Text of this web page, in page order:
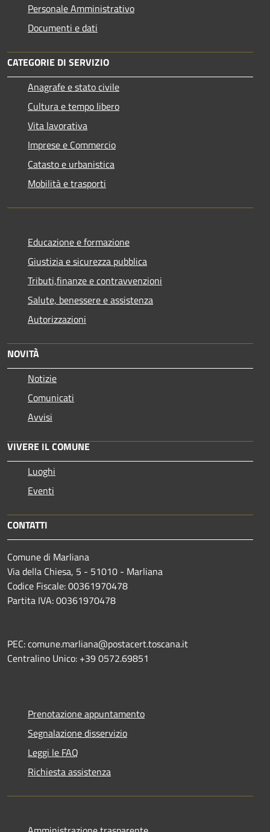
Personale Amministrativo
Documenti e dati
CATEGORIE DI SERVIZIO
Anagrafe e stato civile
Cultura e tempo libero
Vita lavorativa
Imprese e Commercio
Catasto e urbanistica
Mobilità e trasporti
Educazione e formazione
Giustizia e sicurezza pubblica
Tributi,finanze e contravvenzioni
Salute, benessere e assistenza
Autorizzazioni
NOVITÀ
Notizie
Comunicati
Avvisi
VIVERE IL COMUNE
Luoghi
Eventi
CONTATTI
Comune di Marliana
Via della Chiesa, 5 - 51010 - Marliana
Codice Fiscale: 00361970478
Partita IVA: 00361970478
PEC: comune.marliana@postacert.toscana.it
Centralino Unico: +39 0572.69851
Prenotazione appuntamento
Segnalazione disservizio
Leggi le FAQ
Richiesta assistenza